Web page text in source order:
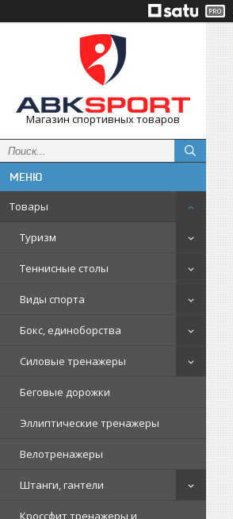
Магазин спортивных товаров
Товары
Туризм
Теннисные столы
Виды спорта
Бокс, единоборства
Силовые тренажеры
Беговые дорожки
Эллиптические тренажеры
Велотренажеры
Штанги, гантели
Кроссфит тренажеры и